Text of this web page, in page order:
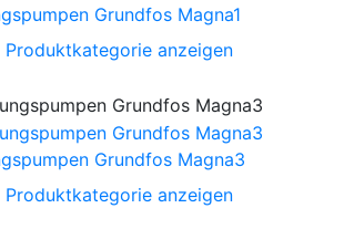
Grundfos Magna1
Produktkategorie anzeigen
Grundfos Magna3
Produktkategorie anzeigen